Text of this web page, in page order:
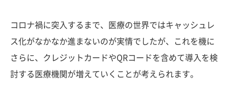
コロナ禍に突入するまで、医療の世界ではキャッシュレ
ス化がなかなか進まないのが実情でしたが、これを機に
さらに、クレジットカードやQRコードを含めて導入を検
討する医療機関が増えていくことが考えられます。